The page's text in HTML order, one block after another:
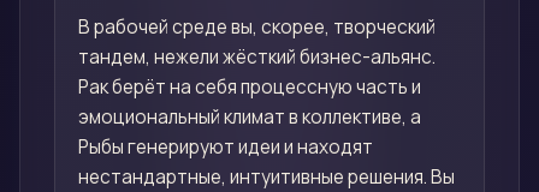
В рабочей среде вы, скорее, творческий
тандем, нежели жёсткий бизнес-альянс.
Рак берёт на себя процессную часть и
эмоциональный климат в коллективе, а
Рыбы генерируют идеи и находят
нестандартные, интуитивные решения. Вы